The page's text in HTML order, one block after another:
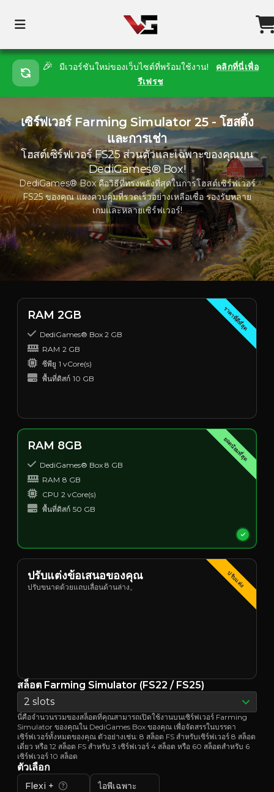
🎉 มีเวอร์ชันใหม่ของเว็บไซต์ที่พร้อมใช้งาน!
คลิกที่นี่เพื่อ
รีเฟรช
เซิร์ฟเวอร์ Farming Simulator 25 - โฮสติ้ง
และการเช่า
โฮสต์เซิร์ฟเวอร์ FS25 ส่วนตัวและเฉพาะของคุณบน
DediGames® Box!
DediGames® Box คือวิธีที่ทรงพลังที่สุดในการโฮสต์เซิร์ฟเวอร์
FS25 ของคุณ แผงควบคุมที่รวดเร็วอย่างเหลือเชื่อ รองรับหลาย
เกมและหลายเซิร์ฟเวอร์!
ราคาที่ดีที่สุด
RAM 2GB
DediGames® Box 2 GB
RAM 2 GB
ซีพียู 1 vCore(s)
พื้นที่ดิสก์ 10 GB
ยอดนิยมที่สุด
RAM 8GB
DediGames® Box 8 GB
RAM 8 GB
CPU 2 vCore(s)
พื้นที่ดิสก์ 50 GB
ปรับแต่ง
ปรับแต่งข้อเสนอของคุณ
ปรับขนาดด้วยแถบเลื่อนด้านล่าง。
สล็อต Farming Simulator (FS22 / FS25)
2 slots
นี่คือจำนวนรวมของสล็อตที่คุณสามารถเปิดใช้งานบนเซิร์ฟเวอร์ Farming
Simulator ของคุณใน DediGames Box ของคุณ เพื่อจัดสรรในบรรดา
เซิร์ฟเวอร์ทั้งหมดของคุณ ตัวอย่างเช่น: 8 สล็อต FS สำหรับเซิร์ฟเวอร์ 8 สล็อต
เดี่ยว หรือ 12 สล็อต FS สำหรับ 3 เซิร์ฟเวอร์ 4 สล็อต หรือ 60 สล็อตสำหรับ 6
เซิร์ฟเวอร์ 10 สล็อต
ตัวเลือก
Flexi + ไอพีเฉพาะ